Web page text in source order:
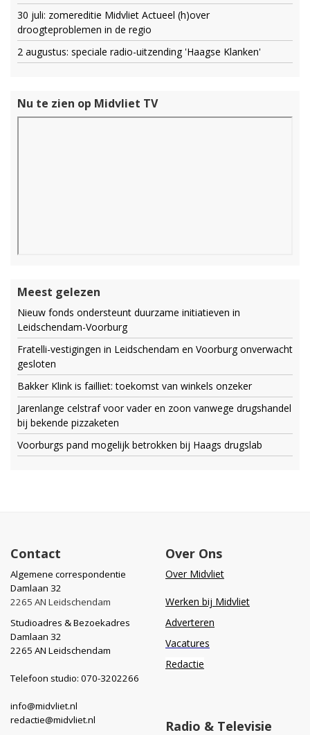
30 juli: zomereditie Midvliet Actueel (h)over
droogteproblemen in de regio
2 augustus: speciale radio-uitzending 'Haagse Klanken'
Nu te zien op Midvliet TV
Meest gelezen
Nieuw fonds ondersteunt duurzame initiatieven in
Leidschendam-Voorburg
Fratelli-vestigingen in Leidschendam en Voorburg onverwacht
gesloten
Bakker Klink is failliet: toekomst van winkels onzeker
Jarenlange celstraf voor vader en zoon vanwege drugshandel
bij bekende pizzaketen
Voorburgs pand mogelijk betrokken bij Haags drugslab
Contact
Algemene correspondentie
Damlaan 32
2265 AN Leidschendam
Studioadres & Bezoekadres
Damlaan 32
2265 AN Leidschendam
Telefoon studio: 070-3202266
info@midvliet.nl
redactie@midvliet.nl
Over Ons
Over Midvliet
Werken bij Midvliet
Adverteren
Vacatures
Redactie
Radio & Televisie